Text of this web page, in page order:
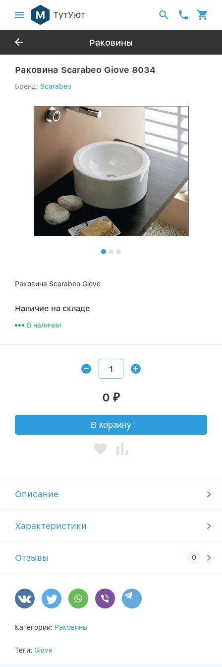
ТутУют
Раковины
Раковина Scarabeo Giove 8034
Бренд: Scarabeo
Раковина Scarabeo Giove
Наличие на складе
В наличии
0 ₽
В корзину
Описание
Характеристики
Отзывы
Категории: Раковины
Теги: Giove